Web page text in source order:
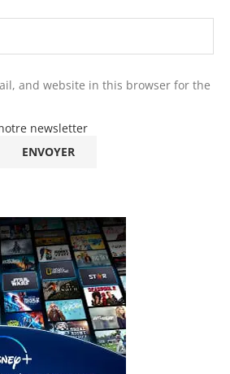
and website in this browser for the
newsletter